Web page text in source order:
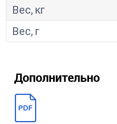
Вес, кг
Вес, г
Дополнительно